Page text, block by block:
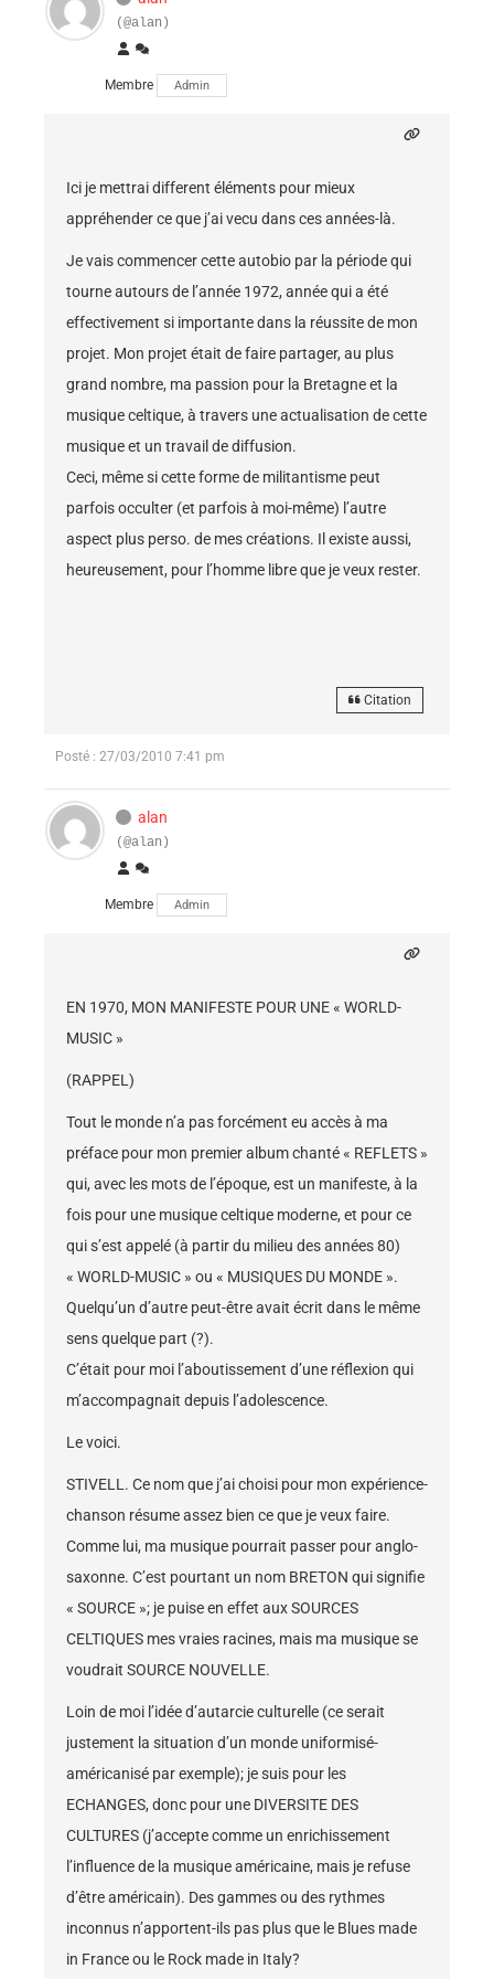
(@alan)
Membre Admin
Ici je mettrai different éléments pour mieux
appréhender ce que j’ai vecu dans ces années-là.
Je vais commencer cette autobio par la période qui
tourne autours de l’année 1972, année qui a été
effectivement si importante dans la réussite de mon
projet. Mon projet était de faire partager, au plus
grand nombre, ma passion pour la Bretagne et la
musique celtique, à travers une actualisation de cette
musique et un travail de diffusion.
Ceci, même si cette forme de militantisme peut
parfois occulter (et parfois à moi-même) l’autre
aspect plus perso. de mes créations. Il existe aussi,
heureusement, pour l’homme libre que je veux rester.
Citation
Posté : 27/03/2010 7:41 pm
alan
(@alan)
Membre Admin
EN 1970, MON MANIFESTE POUR UNE « WORLD-
MUSIC »
(RAPPEL)
Tout le monde n’a pas forcément eu accès à ma
préface pour mon premier album chanté « REFLETS »
qui, avec les mots de l’époque, est un manifeste, à la
fois pour une musique celtique moderne, et pour ce
qui s’est appelé (à partir du milieu des années 80)
« WORLD-MUSIC » ou « MUSIQUES DU MONDE ».
Quelqu’un d’autre peut-être avait écrit dans le même
sens quelque part (?).
C’était pour moi l’aboutissement d’une réflexion qui
m’accompagnait depuis l’adolescence.
Le voici.
STIVELL. Ce nom que j’ai choisi pour mon expérience-
chanson résume assez bien ce que je veux faire.
Comme lui, ma musique pourrait passer pour anglo-
saxonne. C’est pourtant un nom BRETON qui signifie
« SOURCE »; je puise en effet aux SOURCES
CELTIQUES mes vraies racines, mais ma musique se
voudrait SOURCE NOUVELLE.
Loin de moi l’idée d’autarcie culturelle (ce serait
justement la situation d’un monde uniformisé-
américanisé par exemple); je suis pour les
ECHANGES, donc pour une DIVERSITE DES
CULTURES (j’accepte comme un enrichissement
l’influence de la musique américaine, mais je refuse
d’être américain). Des gammes ou des rythmes
inconnus n’apportent-ils pas plus que le Blues made
in France ou le Rock made in Italy?